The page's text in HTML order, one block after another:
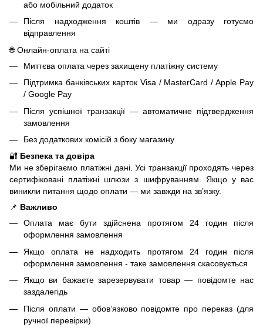
або мобільний додаток
Після надходження коштів — ми одразу готуємо
відправлення
🌐 Онлайн-оплата на сайті
Миттєва оплата через захищену платіжну систему
Підтримка банківських карток Visa / MasterCard / Apple Pay
/ Google Pay
Після успішної транзакції — автоматичне підтвердження
замовлення
Без додаткових комісій з боку магазину
🔐 Безпека та довіра
Ми не зберігаємо платіжні дані. Усі транзакції проходять через
сертифіковані платіжні шлюзи з шифруванням. Якщо у вас
виникли питання щодо оплати — ми завжди на зв’язку.
📌 Важливо
Оплата має бути здійснена протягом 24 годин після
оформлення замовлення
Якщо оплата не надходить протягом 24 годин після
оформлення замовлення - таке замовлення скасовується
Якщо ви бажаєте зарезервувати товар — повідомте нас
заздалегідь
Після оплати — обов’язково повідомте про переказ (для
ручної перевірки)